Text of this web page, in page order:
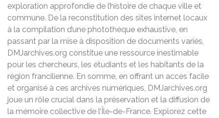
exploration approfondie de l’histoire de chaque ville et
commune. De la reconstitution des sites internet locaux
à la compilation d’une photothèque exhaustive, en
passant par la mise à disposition de documents variés,
DMJarchives.org constitue une ressource inestimable
pour les chercheurs, les étudiants et les habitants de la
région francilienne. En somme, en offrant un accès facile
et organisé à ces archives numériques, DMJarchives.org
joue un rôle crucial dans la préservation et la diffusion de
la mémoire collective de l’Île-de-France. Explorez cette